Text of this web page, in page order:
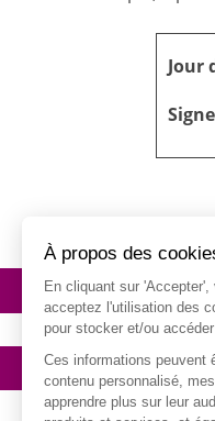
Jour
2026 –
À propos des
En cliquant sur 'Accepter',
acceptez l'utilisation des
pour stocker et/ou
Ces informations peuvent
contenu personnalisé,
apprendre plus sur leur